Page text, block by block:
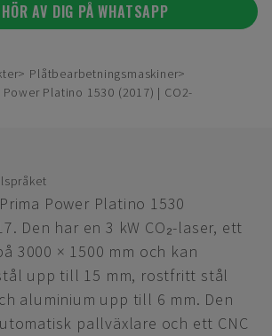
HÖR AV DIG PÅ WHATSAPP
Plåtbearbetningsmaskiner
Platino 1530 (2017) | CO2-
Power Platino 1530
Den har en 3 kW CO₂-laser, ett
3000 × 1500 mm och kan
upp till 15 mm, rostfritt stål
aluminium upp till 6 mm. Den
pallväxlare och ett CNC